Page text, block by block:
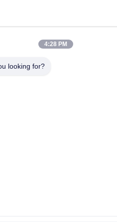
4:28 PM
looking for?